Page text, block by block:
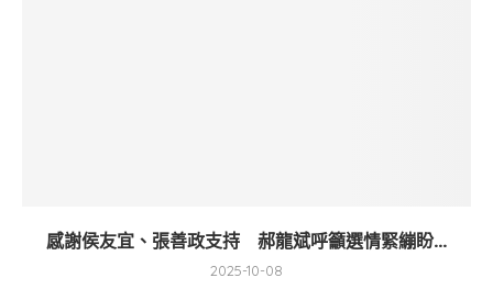
感謝侯友宜、張善政支持 郝龍斌呼籲選情緊繃盼...
2025-10-08